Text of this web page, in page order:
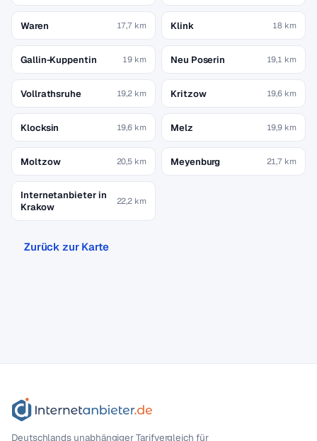
Waren 17,7 km Klink 18 km
Gallin-Kuppentin 19 km Neu Poserin 19,1 km
Vollrathsruhe 19,2 km Kritzow 19,6 km
Klocksin 19,6 km Melz 19,9 km
Moltzow 20,5 km Meyenburg 21,7 km
Internetanbieter in
Krakow
22,2 km
Zurück zur Karte
Deutschlands unabhängiger Tarif­vergleich für